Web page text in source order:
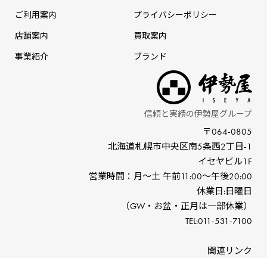
ご利用案内
店舗案内
事業紹介
プライバシーポリシー
買取案内
ブランド
信頼と実績の伊勢屋グループ
〒064-0805
北海道札幌市中央区南5条⻄2丁⽬-1
イセヤビル1F
営業時間：⽉〜⼟ 午前11:00〜午後20:00
休業⽇:⽇曜⽇
（GW‧お盆‧正⽉は⼀部休業）
TEL:011-531-7100
関連リンク